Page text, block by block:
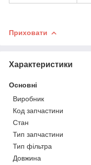
Приховати
Характеристики
Основні
Виробник
Код запчастини
Стан
Тип запчастини
Тип фільтра
Довжина